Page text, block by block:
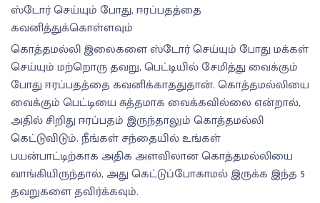
ஸ்டோர் செய்யும் போது, ஈரப்பதத்தை
கவனித்துக்கொள்ளவும்
கொத்தமல்லி இலைகளை ஸ்டோர் செய்யும் போது மக்கள்
செய்யும் மற்றொரு தவறு, பெட்டியில் சேமித்து வைக்கும்
போது ஈரப்பதத்தை கவனிக்காததுதான். கொத்தமல்லியை
வைக்கும் பெட்டியை சுத்தமாக வைக்கவில்லை என்றால்,
அதில் சிறிது ஈரப்பதம் இருந்தாலும் கொத்தமல்லி
கெட்டுவிடும். நீங்கள் சந்தையில் உங்கள்
பயன்பாட்டிற்காக அதிக அளவிலான கொத்தமல்லியை
வாங்கியிருந்தால், அது கெட்டுப்போகாமல் இருக்க இந்த 5
தவறுகளை தவிர்க்கவும்.